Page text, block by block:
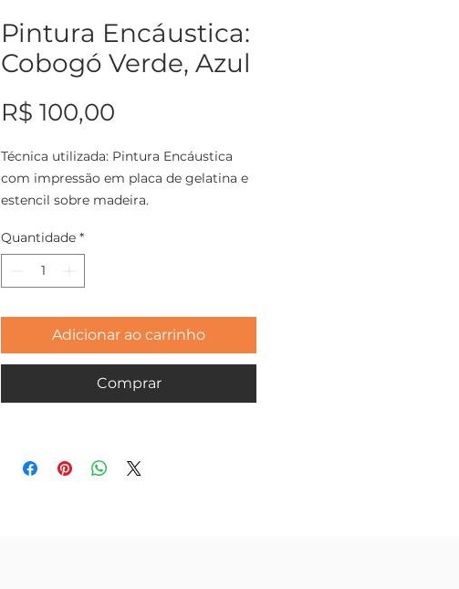
Pintura Encáustica:
Cobogó Verde, Azul
R$ 100,00
Técnica utilizada: Pintura Encáustica
com impressão em placa de gelatina e
estencil sobre madeira.
Tamanho: 13x13cm
ACNogueira 2020
Quantidade *
Adicionar ao carrinho
Comprar